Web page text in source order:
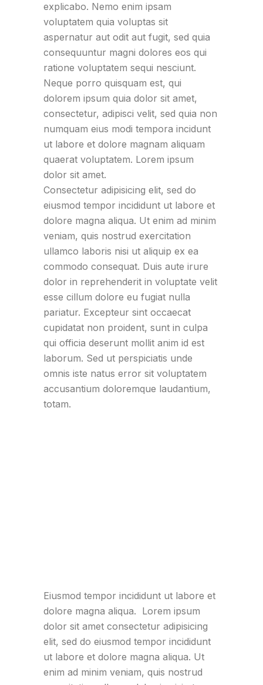
explicabo. Nemo enim ipsam
voluptatem quia voluptas sit
aspernatur aut odit aut fugit, sed quia
consequuntur magni dolores eos qui
ratione voluptatem sequi nesciunt.
Neque porro quisquam est, qui
dolorem ipsum quia dolor sit amet,
consectetur, adipisci velit, sed quia non
numquam eius modi tempora incidunt
ut labore et dolore magnam aliquam
quaerat voluptatem. Lorem ipsum
dolor sit amet.
Consectetur adipisicing elit, sed do
eiusmod tempor incididunt ut labore et
dolore magna aliqua. Ut enim ad minim
veniam, quis nostrud exercitation
ullamco laboris nisi ut aliquip ex ea
commodo consequat. Duis aute irure
dolor in reprehenderit in voluptate velit
esse cillum dolore eu fugiat nulla
pariatur. Excepteur sint occaecat
cupidatat non proident, sunt in culpa
qui officia deserunt mollit anim id est
laborum. Sed ut perspiciatis unde
omnis iste natus error sit voluptatem
accusantium doloremque laudantium,
totam.
Eiusmod tempor incididunt ut labore et
dolore magna aliqua. Lorem ipsum
dolor sit amet consectetur adipisicing
elit, sed do eiusmod tempor incididunt
ut labore et dolore magna aliqua. Ut
enim ad minim veniam, quis nostrud